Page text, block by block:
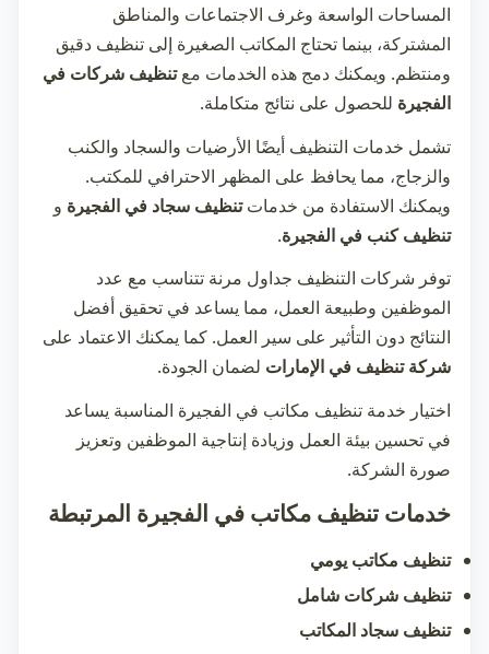
المساحات الواسعة وغرف الاجتماعات والمناطق
المشتركة، بينما تحتاج المكاتب الصغيرة إلى تنظيف دقيق
ومنتظم. ويمكنك دمج هذه الخدمات معتنظيف شركات في
الفجيرة للحصول على نتائج متكاملة.
تشمل خدمات التنظيف أيضًا الأرضيات والسجاد والكنب
والزجاج، مما يحافظ على المظهر الاحترافي للمكتب.
ويمكنك الاستفادة من خدماتتنظيف سجاد في الفجيرة و
تنظيف كنب في الفجيرة.
توفر شركات التنظيف جداول مرنة تتناسب مع عدد
الموظفين وطبيعة العمل، مما يساعد في تحقيق أفضل
النتائج دون التأثير على سير العمل. كما يمكنك الاعتماد على
شركة تنظيف في الإمارات لضمان الجودة.
اختيار خدمة تنظيف مكاتب في الفجيرة المناسبة يساعد
في تحسين بيئة العمل وزيادة إنتاجية الموظفين وتعزيز
صورة الشركة.
خدمات تنظيف مكاتب في الفجيرة المرتبطة
تنظيف مكاتب يومي
تنظيف شركات شامل
تنظيف سجاد المكاتب